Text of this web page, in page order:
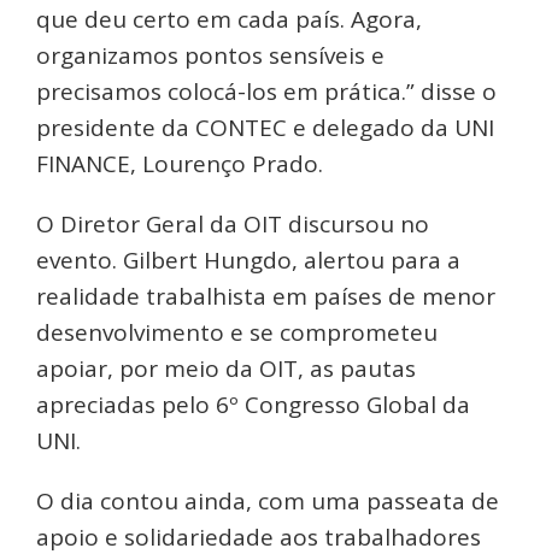
que deu certo em cada país. Agora,
organizamos pontos sensíveis e
precisamos colocá-los em prática.” disse o
presidente da CONTEC e delegado da UNI
FINANCE, Lourenço Prado.
O Diretor Geral da OIT discursou no
evento. Gilbert Hungdo, alertou para a
realidade trabalhista em países de menor
desenvolvimento e se comprometeu
apoiar, por meio da OIT, as pautas
apreciadas pelo 6º Congresso Global da
UNI.
O dia contou ainda, com uma passeata de
apoio e solidariedade aos trabalhadores